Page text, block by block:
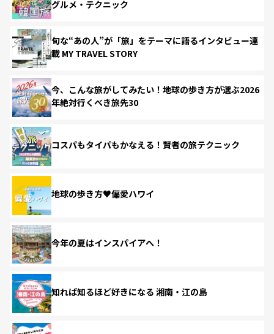
グルメ・テクニック
旬な“あの人”が「旅」をテーマに語るインタビュー連
載 MY TRAVEL STORY
今、こんな旅がしてみたい！地球の歩き方が選ぶ2026
年絶対行くべき旅先30
コスパもタイパもかなえる！賢者の旅テクニック
地球の歩き方♥偏愛ハワイ
今年の夏はインスパイアへ！
知れば知るほど好きになる 湘南・江の島